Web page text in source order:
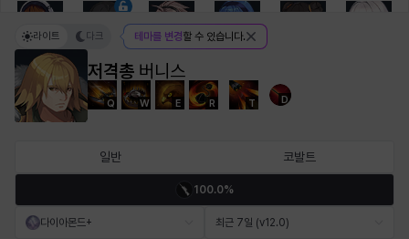
레온 루크 르노어
바바라 버니스 블레어 비앙카 비형 샬럿
저격총 버니스
Q W E R T D
라이트 다크 테마를 변경할 수 있습니다.
일반 코발트
100.0%
다이아몬드+ 최근 7일 (v12.0)